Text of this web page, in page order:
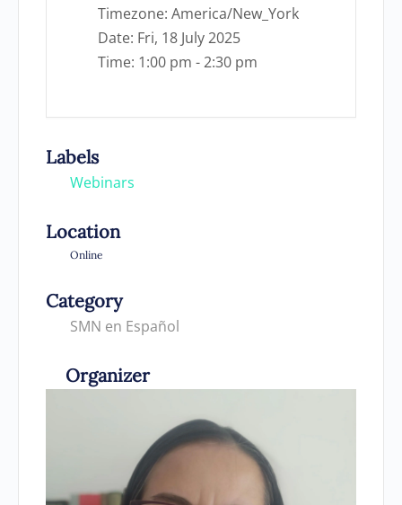
Timezone: America/New_York
Date: Fri, 18 July 2025
Time: 1:00 pm - 2:30 pm
Labels
Webinars
Location
Online
Category
SMN en Español
Organizer